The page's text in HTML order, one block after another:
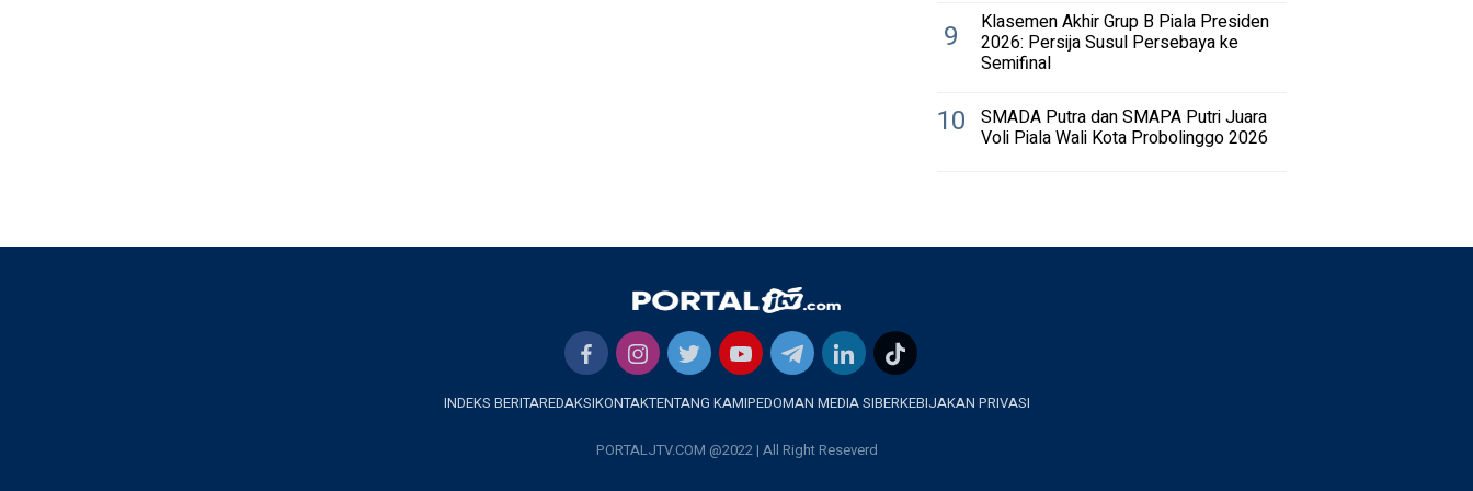
9 Klasemen Akhir Grup B Piala Presiden
2026: Persija Susul Persebaya ke
Semifinal
10 SMADA Putra dan SMAPA Putri Juara
Voli Piala Wali Kota Probolinggo 2026
INDEKS BERITAREDAKSIKONTAKTENTANG KAMIPEDOMAN MEDIA SIBERKEBIJAKAN PRIVASI
PORTALJTV.COM @2022 | All Right Reseverd